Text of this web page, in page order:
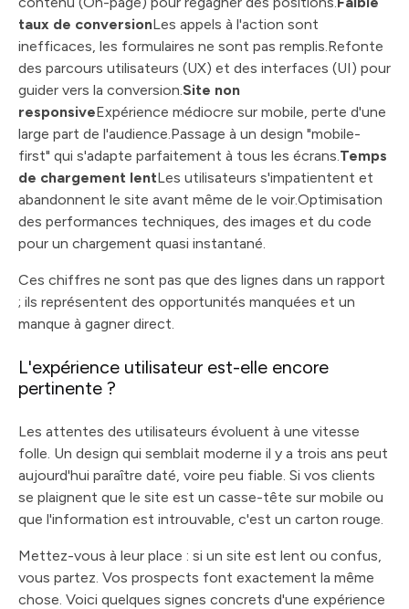
taux de conversionLes appels à l'action sont
inefficaces, les formulaires ne sont pas remplis.Refonte
des parcours utilisateurs (UX) et des interfaces (UI) pour
guider vers la conversion.Site non
responsiveExpérience médiocre sur mobile, perte d'une
large part de l'audience.Passage à un design "mobile-
first" qui s'adapte parfaitement à tous les écrans.Temps
de chargement lentLes utilisateurs s'impatientent et
abandonnent le site avant même de le voir.Optimisation
des performances techniques, des images et du code
pour un chargement quasi instantané.
Ces chiffres ne sont pas que des lignes dans un rapport
; ils représentent des opportunités manquées et un
manque à gagner direct.
L'expérience utilisateur est-elle encore
pertinente ?
Les attentes des utilisateurs évoluent à une vitesse
folle. Un design qui semblait moderne il y a trois ans peut
aujourd'hui paraître daté, voire peu fiable. Si vos clients
se plaignent que le site est un casse-tête sur mobile ou
que l'information est introuvable, c'est un carton rouge.
Mettez-vous à leur place : si un site est lent ou confus,
vous partez. Vos prospects font exactement la même
chose. Voici quelques signes concrets d'une expérience